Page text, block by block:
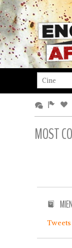
MOST
Tweets